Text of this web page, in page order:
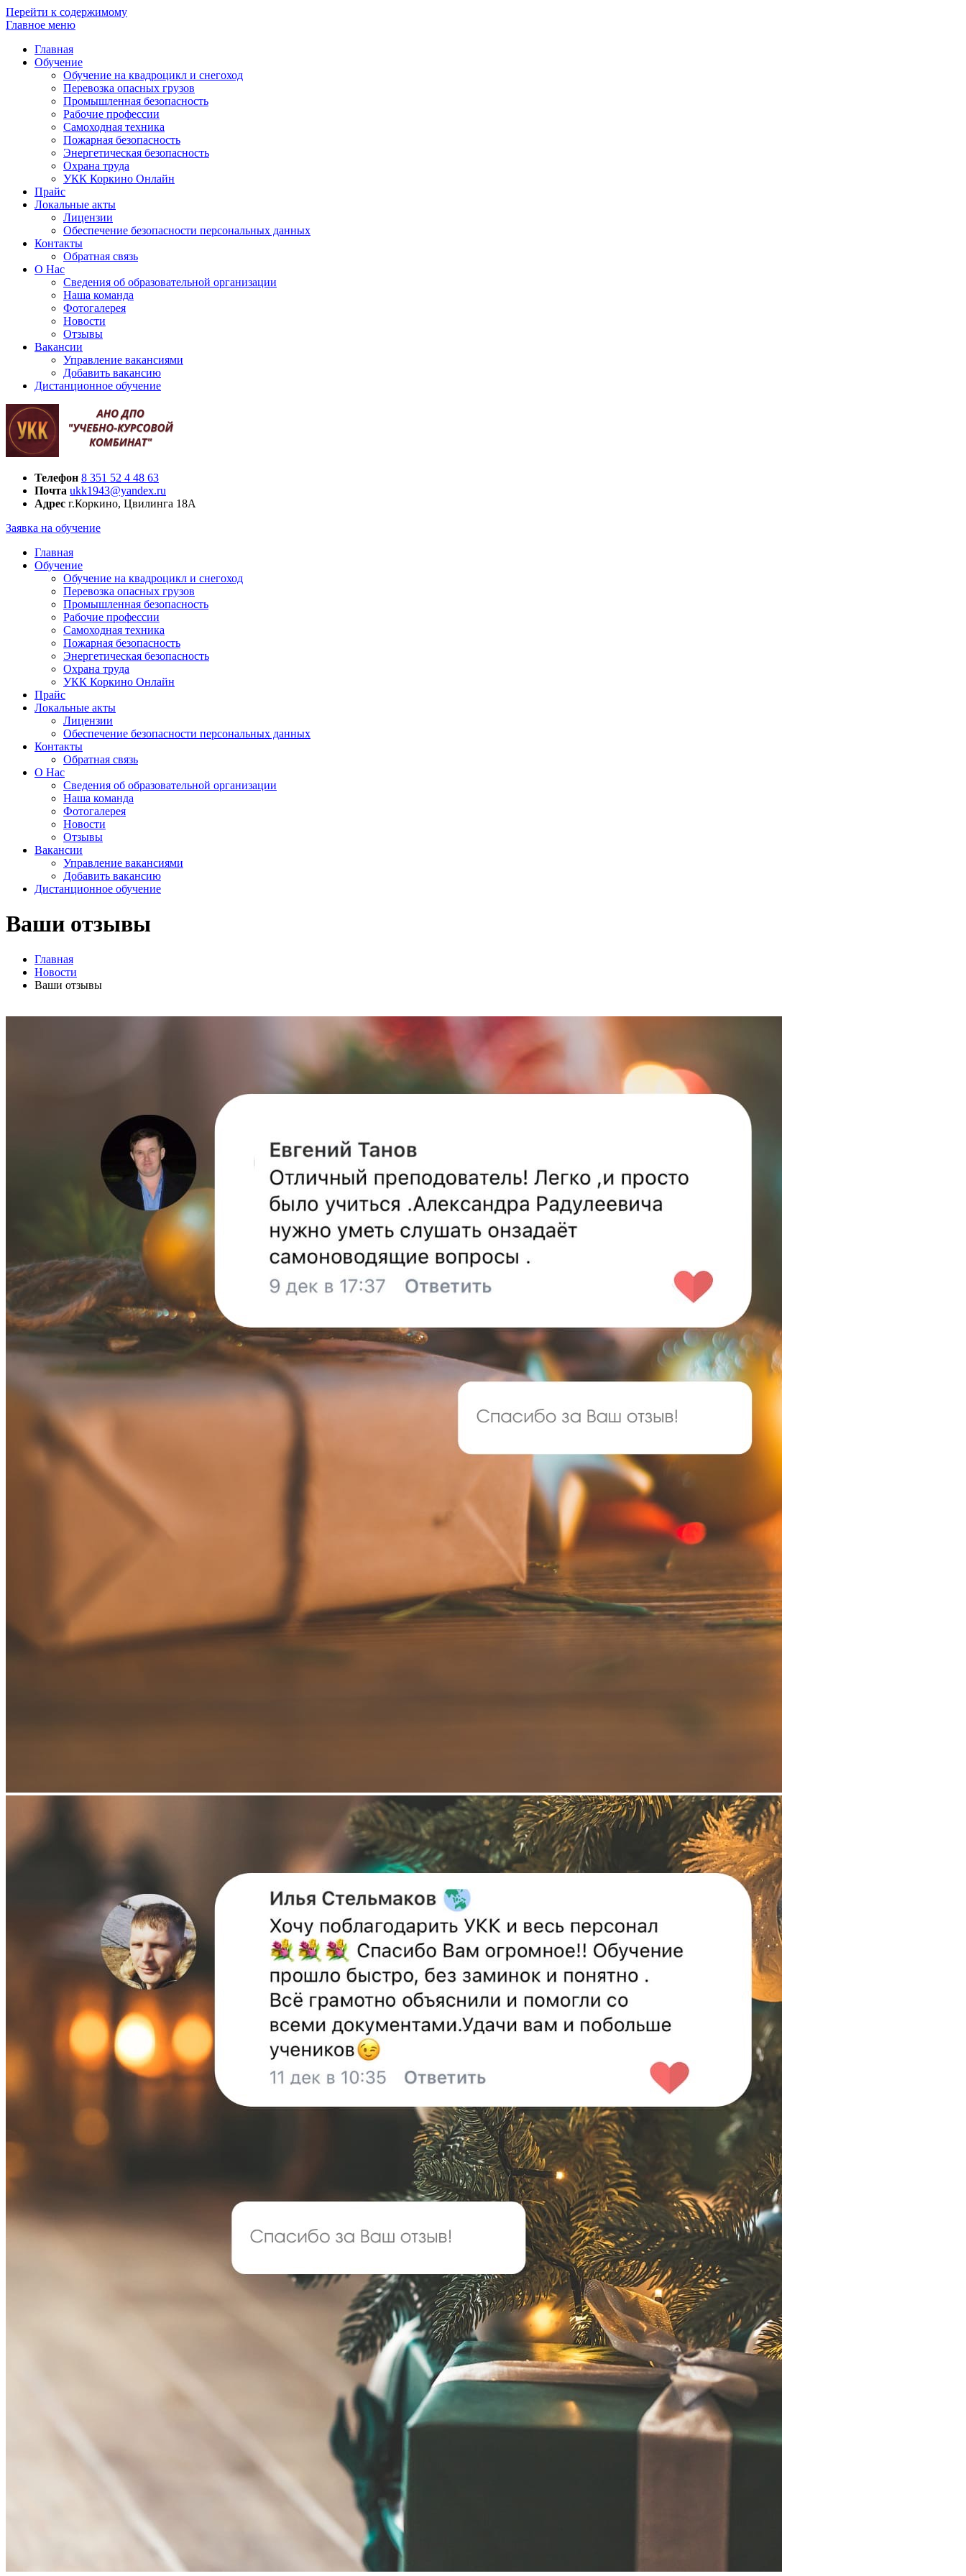
Перейти к содержимому
Главное меню
Главная
Обучение
Обучение на квадроцикл и снегоход
Перевозка опасных грузов
Промышленная безопасность
Рабочие профессии
Самоходная техника
Пожарная безопасность
Энергетическая безопасность
Охрана труда
УКК Коркино Онлайн
Прайс
Локальные акты
Лицензии
Обеспечение безопасности персональных данных
Контакты
Обратная связь
О Нас
Сведения об образовательной организации
Наша команда
Фотогалерея
Новости
Отзывы
Вакансии
Управление вакансиями
Добавить вакансию
Дистанционное обучение
Телефон 8 351 52 4 48 63
Почта ukk1943@yandex.ru
Адрес г.Коркино, Цвилинга 18А
Заявка на обучение
Главная
Обучение
Обучение на квадроцикл и снегоход
Перевозка опасных грузов
Промышленная безопасность
Рабочие профессии
Самоходная техника
Пожарная безопасность
Энергетическая безопасность
Охрана труда
УКК Коркино Онлайн
Прайс
Локальные акты
Лицензии
Обеспечение безопасности персональных данных
Контакты
Обратная связь
О Нас
Сведения об образовательной организации
Наша команда
Фотогалерея
Новости
Отзывы
Вакансии
Управление вакансиями
Добавить вакансию
Дистанционное обучение
Ваши отзывы
Главная
Новости
Ваши отзывы